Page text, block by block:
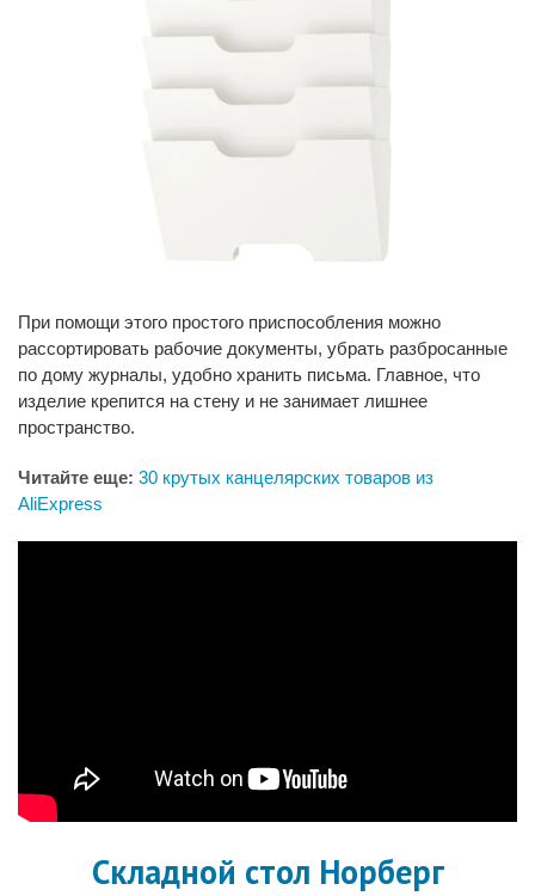
При помощи этого простого приспособления можно
рассортировать рабочие документы, убрать разбросанные
по дому журналы, удобно хранить письма. Главное, что
изделие крепится на стену и не занимает лишнее
пространство.
Читайте еще: 30 крутых канцелярских товаров из
AliExpress
Складной стол Норберг